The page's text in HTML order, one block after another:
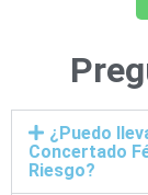
¿Puedo
Concertado
Riesgo?